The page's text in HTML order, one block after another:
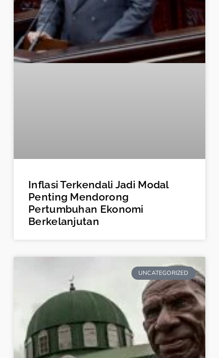
Inflasi Terkendali Jadi Modal
Penting Mendorong
Pertumbuhan Ekonomi
Berkelanjutan
UNCATEGORIZED